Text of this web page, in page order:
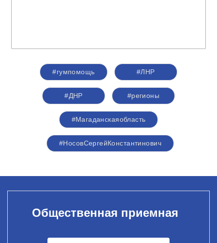
#гумпомощь #ЛНР
#ДНР #регионы
#Магаданскаяобласть
#НосовСергейКонстантинович
Общественная приемная